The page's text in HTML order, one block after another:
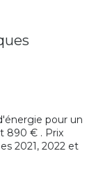
est
de références
pour un
890 € . Prix
2021, 2022 et